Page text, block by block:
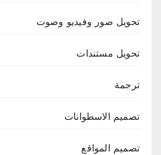
تحويل صور وفيديو وصوت
تحويل مستندات
ترجمة
تصميم الاسطوانات
تصميم المواقع